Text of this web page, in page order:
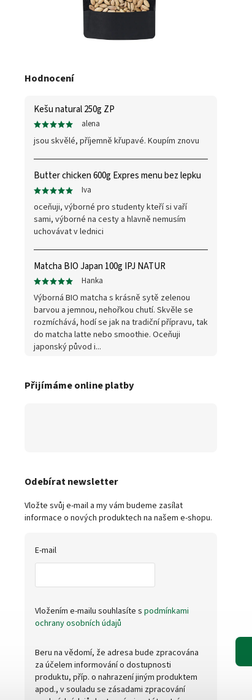
Hodnocení
Kešu natural 250g ZP
alena
jsou skvělé, příjemně křupavé. Koupím znovu
Butter chicken 600g Expres menu bez lepku
Iva
oceňuji, výborné pro studenty kteří si vaří
sami, výborné na cesty a hlavně nemusím
uchovávat v lednici
Matcha BIO Japan 100g IPJ NATUR
Hanka
Výborná BIO matcha s krásně sytě zelenou
barvou a jemnou, nehořkou chutí. Skvěle se
rozmíchává, hodí se jak na tradiční přípravu, tak
do matcha latte nebo smoothie. Oceňuji
japonský původ i...
Přijímáme online platby
Odebírat newsletter
Vložte svůj e-mail a my vám budeme zasílat
informace o nových produktech na našem e-shopu.
E-mail
Vložením e-mailu souhlasíte s podmínkami
ochrany osobních údajů
Beru na vědomí, že adresa bude zpracována
za účelem informování o dostupnosti
produktu, příp. o nahrazení jiným produktem
apod., v souladu se zásadami zpracování